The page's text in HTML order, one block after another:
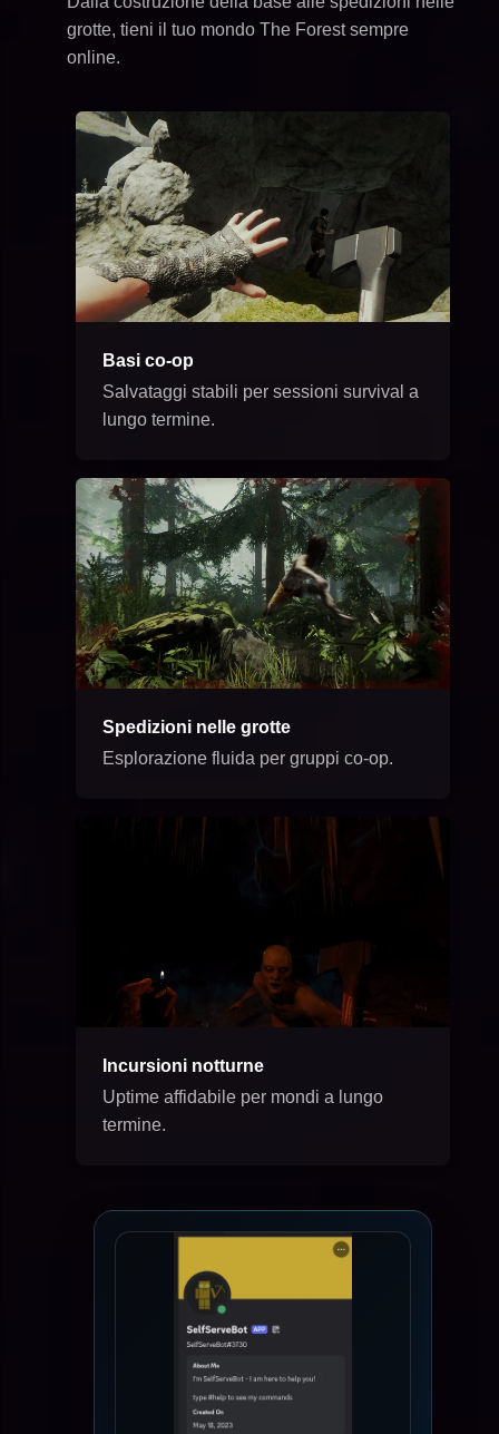
grotte, tieni il tuo mondo The Forest sempre
online.
Basi co-op
Salvataggi stabili per sessioni survival a
lungo termine.
Spedizioni nelle grotte
Esplorazione fluida per gruppi co-op.
Incursioni notturne
Uptime affidabile per mondi a lungo
termine.